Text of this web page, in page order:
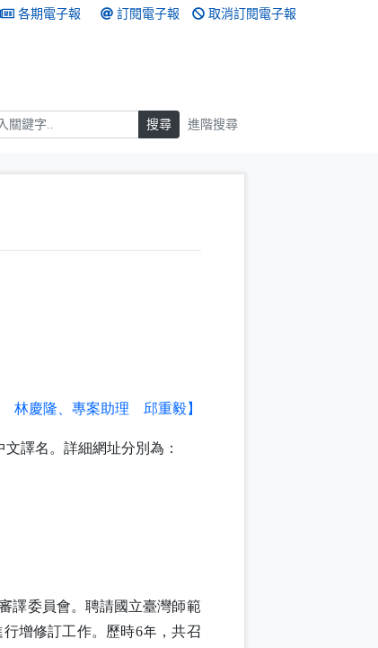
各期電子報 訂閱電子報 取消訂閱電子報
搜尋 進階搜尋
林慶隆、專案助理 邱重毅】
譯名。詳細網址分別為：
譯委員會。聘請國立臺灣師範
增修訂工作。歷時6年，共召